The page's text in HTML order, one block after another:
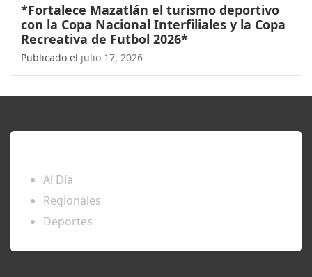
*Fortalece Mazatlán el turismo deportivo
con la Copa Nacional Interfiliales y la Copa
Recreativa de Futbol 2026*
Publicado el julio 17, 2026
Al Día
Regionales
Deportes